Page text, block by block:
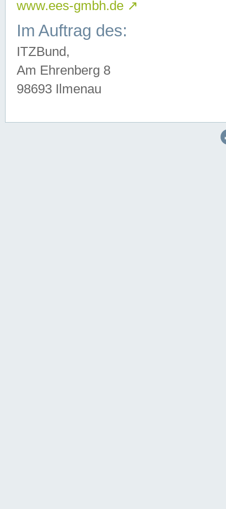
www.ees-gmbh.de ↗
Im Auftrag des:
ITZBund,
Am Ehrenberg 8
98693 Ilmenau